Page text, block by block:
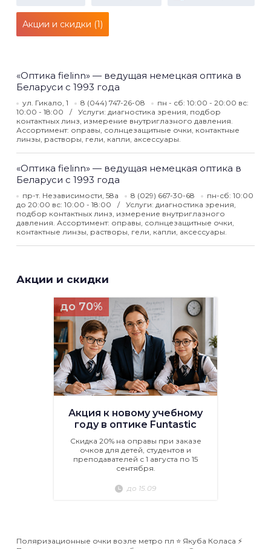
Акции и скидки (1)
«Оптика fielinn» — ведущая немецкая оптика в
Беларуси с 1993 года
ул. Гикало, 1 8 (044) 747-26-08
пн - сб: 10:00 - 20:00 вс:
10:00 - 18:00
Услуги: диагностика зрения, подбор
контактных линз, измерение внутриглазного давления.
Ассортимент: оправы, солнцезащитные очки, контактные
линзы, растворы, гели, капли, аксессуары.
«Оптика fielinn» — ведущая немецкая оптика в
Беларуси с 1993 года
пр-т. Независимости, 58а 8 (029) 667-30-68
пн-сб: 10:00
до 20:00 вс: 10:00 - 18:00
Услуги: диагностика зрения,
подбор контактных линз, измерение внутриглазного
давления. Ассортимент: оправы, солнцезащитные очки,
контактные линзы, растворы, гели, капли, аксессуары.
Акции и скидки
до 70%
Акция к новому учебному
году в оптике Funtastic
Скидка 20% на оправы при заказе
очков для детей, студентов и
преподавателей с 1 августа по 15
сентября.
до 15.09
Поляризационные очки возле метро пл ⭐️ Якуба Коласа ⚡️